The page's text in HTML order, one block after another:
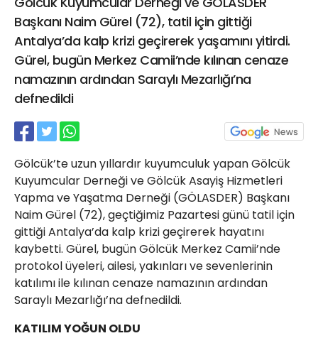
Başkanı Naim Gürel (72), tatil için gittiği
Antalya’da kalp krizi geçirerek yaşamını yitirdi.
Gürel, bugün Merkez Camii’nde kılınan cenaze
namazının ardından Saraylı Mezarlığı’na
defnedildi
Gölcük’te uzun yıllardır kuyumculuk yapan Gölcük
Kuyumcular Derneği ve Gölcük Asayiş Hizmetleri
Yapma ve Yaşatma Derneği (GÖLASDER) Başkanı
Naim Gürel (72), geçtiğimiz Pazartesi günü tatil için
gittiği Antalya’da kalp krizi geçirerek hayatını
kaybetti. Gürel, bugün Gölcük Merkez Camii’nde
protokol üyeleri, ailesi, yakınları ve sevenlerinin
katılımı ile kılınan cenaze namazının ardından
Saraylı Mezarlığı’na defnedildi.
KATILIM YOĞUN OLDU
21 Gölcük
02624132333
haber@golcukpostasi.com